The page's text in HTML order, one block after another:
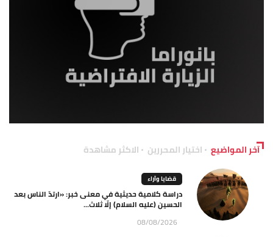
آخر المواضيع اختيار المحررين الاكثر مشاهدة
قضايا وآراء
دراسة كلامية حديثية في معنى خبر: «ارتدّ الناس بعد
الحسين (عليه السلام) إلّا ثلاث...
08/08/2026